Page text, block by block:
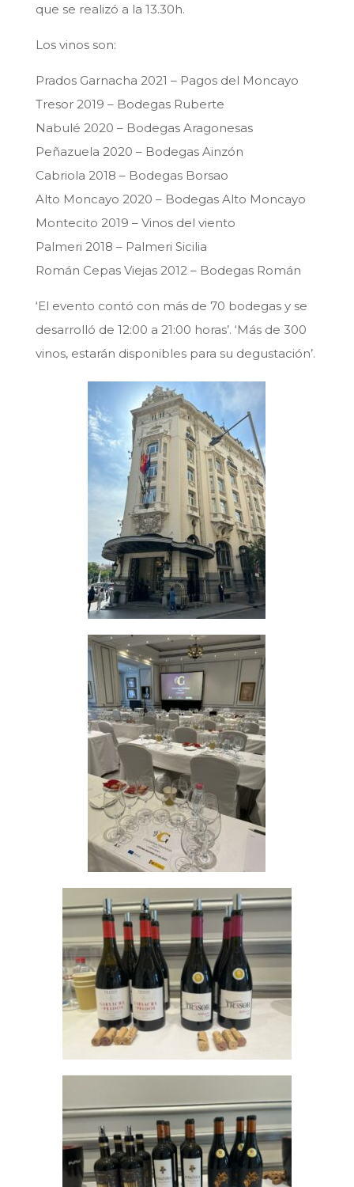
que se realizó a la 13.30h.
Los vinos son:
Prados Garnacha 2021 – Pagos del Moncayo
Tresor 2019 – Bodegas Ruberte
Nabulé 2020 – Bodegas Aragonesas
Peñazuela 2020 – Bodegas Ainzón
Cabriola 2018 – Bodegas Borsao
Alto Moncayo 2020 – Bodegas Alto Moncayo
Montecito 2019 – Vinos del viento
Palmeri 2018 – Palmeri Sicilia
Román Cepas Viejas 2012 – Bodegas Román
‘El evento contó con más de 70 bodegas y se
desarrolló de 12:00 a 21:00 horas’. ‘Más de 300
vinos, estarán disponibles para su degustación’.